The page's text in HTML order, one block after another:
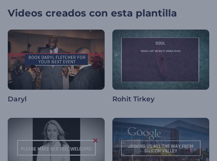
Videos creados con esta plantilla
Daryl Rohit Tirkey